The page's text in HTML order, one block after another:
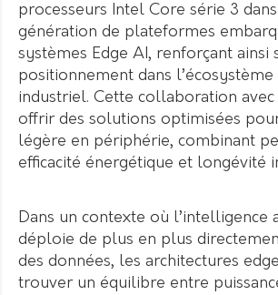
processeurs Intel Core série 3
génération de plateformes
systèmes Edge AI, renforçant ainsi
positionnement dans l’écosystème
industriel. Cette collaboration avec
offrir des solutions optimisées
légère en périphérie, combinant
efficacité énergétique et longévité
Dans un contexte où l’intelligence
déploie de plus en plus
des données, les architectures
trouver un équilibre entre